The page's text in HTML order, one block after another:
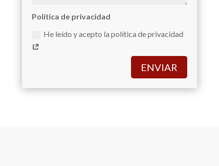
Política de privacidad
He leído y acepto la política de privacidad
ENVIAR